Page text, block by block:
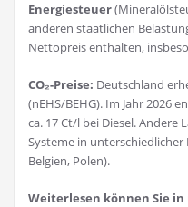
Energiesteuer
anderen staatlichen
Nettopreis enthalten,
CO₂-Preise: Deutschland
(nEHS/BEHG). Im Jahr 2026
ca. 17 Ct/l bei Diesel. Andere
Systeme in unterschiedlicher
Belgien, Polen).
Weiterlesen können Sie